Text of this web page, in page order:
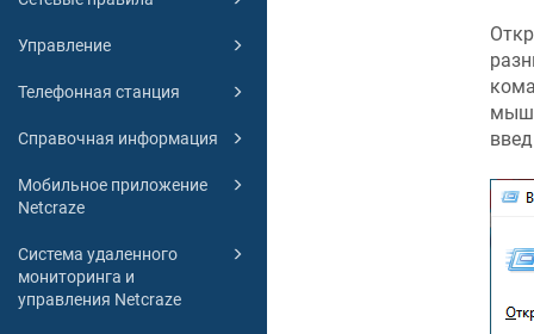
Управление
Телефонная станция
Справочная информация
Мобильное приложение
Netcraze
Система удаленного
мониторинга и
управления Netcraze